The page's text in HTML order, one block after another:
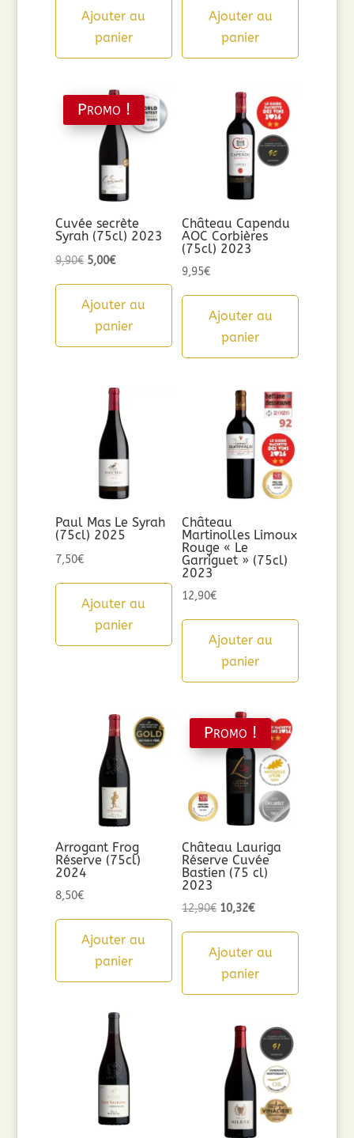
Ajouter au
panier
Ajouter au
panier
Promo !
Cuvée secrète
Syrah (75cl) 2023
9,90€ Le
initial
était :
5,00€Le
actuel
est :
Ajouter au
panier
Château Capendu
AOC Corbières
(75cl) 2023
9,95€
Ajouter au
panier
Paul Mas Le Syrah
(75cl) 2025
7,50€
Ajouter au
panier
Château
Martinolles Limoux
Rouge « Le
Garriguet » (75cl)
2023
12,90€
Ajouter au
panier
Arrogant Frog
Réserve (75cl)
2024
8,50€
Ajouter au
panier
Promo !
Château Lauriga
Réserve Cuvée
Bastien (75 cl)
2023
12,90€ Le
initial
était :
10,32€Le
actuel
est :
Ajouter au
panier